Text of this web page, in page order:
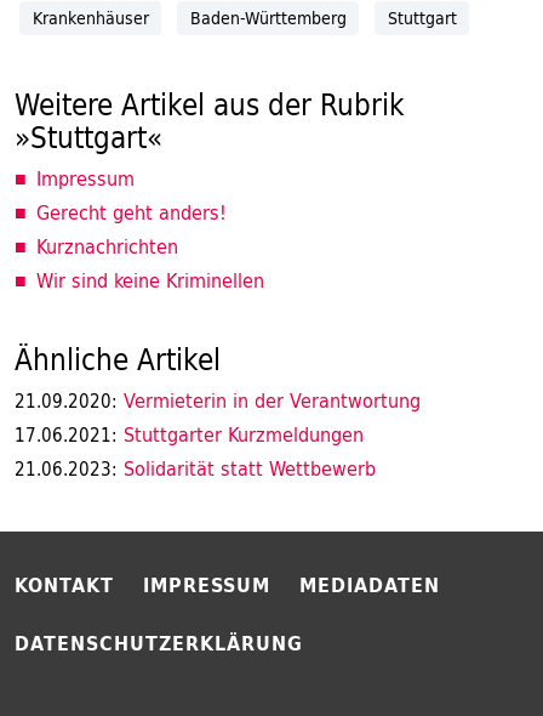
Krankenhäuser Baden-Württemberg Stuttgart
Weitere Artikel aus der Rubrik
»Stuttgart«
Impressum
Gerecht geht anders!
Kurznachrichten
Wir sind keine Kriminellen
Ähnliche Artikel
21.09.2020: Vermieterin in der Verantwortung
17.06.2021: Stuttgarter Kurzmeldungen
21.06.2023: Solidarität statt Wettbewerb
KONTAKT IMPRESSUM
MEDIADATEN
DATENSCHUTZERKLÄRUNG